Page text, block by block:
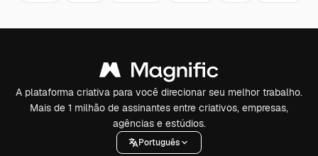
A plataforma criativa para você direcionar seu melhor trabalho.
Mais de 1 milhão de assinantes entre criativos, empresas,
agências e estúdios.
Português